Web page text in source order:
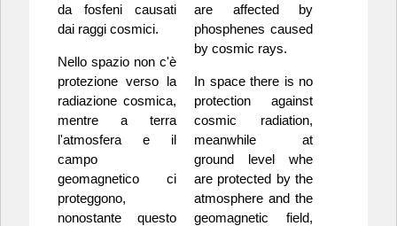
da fosfeni causati
dai raggi cosmici.
Nello spazio non c'è
protezione verso la
radiazione cosmica,
mentre a terra
l'atmosfera e il
campo
geomagnetico ci
proteggono,
nonostante questo
are affected by
phosphenes caused
by cosmic rays.
In space there is no
protection against
cosmic radiation,
meanwhile at
ground level whe
are protected by the
atmosphere and the
geomagnetic field,